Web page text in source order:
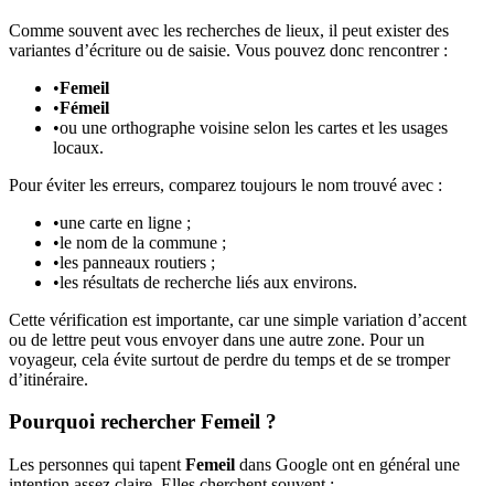
Comme souvent avec les recherches de lieux, il peut exister des
variantes d’écriture ou de saisie. Vous pouvez donc rencontrer :
•Femeil
•Fémeil
•ou une orthographe voisine selon les cartes et les usages
locaux.
Pour éviter les erreurs, comparez toujours le nom trouvé avec :
•une carte en ligne ;
•le nom de la commune ;
•les panneaux routiers ;
•les résultats de recherche liés aux environs.
Cette vérification est importante, car une simple variation d’accent
ou de lettre peut vous envoyer dans une autre zone. Pour un
voyageur, cela évite surtout de perdre du temps et de se tromper
d’itinéraire.
Pourquoi rechercher Femeil ?
Les personnes qui tapent Femeil dans Google ont en général une